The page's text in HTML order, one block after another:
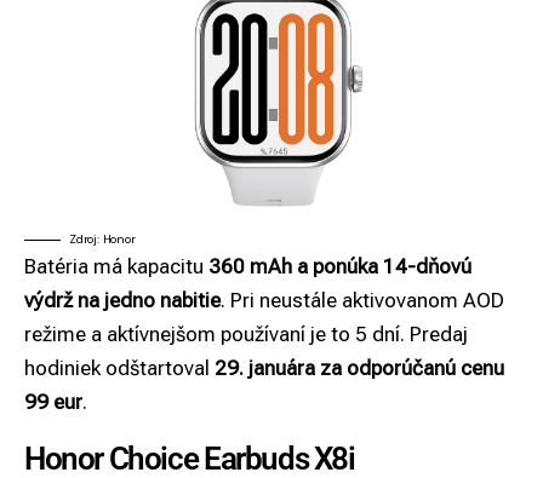
Zdroj: Honor
Batéria má kapacitu 360 mAh a ponúka 14-dňovú
výdrž na jedno nabitie. Pri neustále aktivovanom AOD
režime a aktívnejšom používaní je to 5 dní. Predaj
hodiniek odštartoval 29. januára za odporúčanú cenu
99 eur.
Honor Choice Earbuds X8i